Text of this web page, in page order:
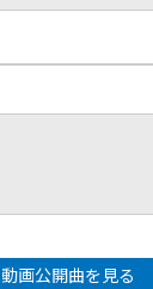
動画公開曲を見る